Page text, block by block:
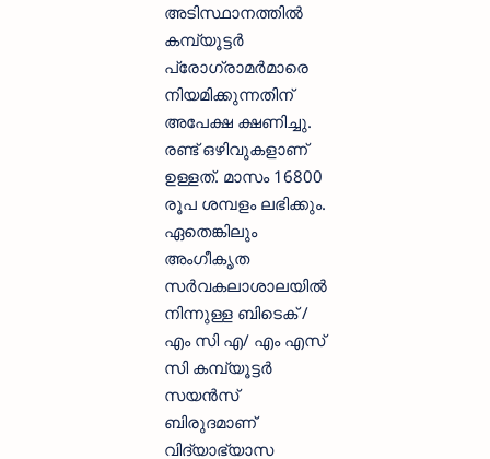
അടിസ്ഥാനത്തിൽ
കമ്പ്യൂട്ടർ
പ്രോഗ്രാമർമാരെ
നിയമിക്കുന്നതിന്
അപേക്ഷ ക്ഷണിച്ചു.
രണ്ട് ഒഴിവുകളാണ്
ഉള്ളത്. മാസം 16800
രൂപ ശമ്പളം ലഭിക്കും.
ഏതെങ്കിലും
അംഗീകൃത
സർവകലാശാലയിൽ
നിന്നുള്ള ബിടെക് /
എം സി എ/ എം എസ്
സി കമ്പ്യൂട്ടർ
സയൻസ്
ബിരുദമാണ്
വിദ്യാഭ്യാസ